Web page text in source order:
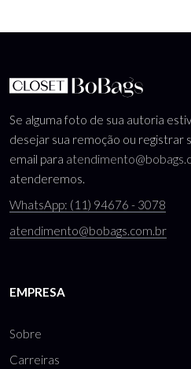
Se alguma foto de sua autoria
desejar sua remoção ou registrar
email para
atenderemos.
WhatsApp: (11) 94676 - 3078
atendimento@bobags.com.br
EMPRESA
Sobre
Carreiras